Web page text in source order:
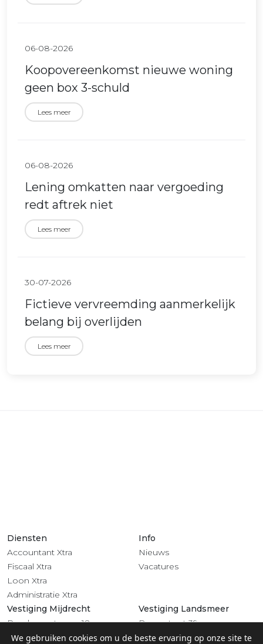
06-08-2026
Koopovereenkomst nieuwe woning
geen box 3-schuld
Lees meer
06-08-2026
Lening omkatten naar vergoeding
redt aftrek niet
Lees meer
30-07-2026
Fictieve vervreemding aanmerkelijk
belang bij overlijden
Lees meer
Diensten
Accountant Xtra
Fiscaal Xtra
Loon Xtra
Administratie Xtra
Info
Nieuws
Vacatures
Vestiging Mijdrecht
Rendementsweg 18
3641 SL Mijdrecht
Vestiging Landsmeer
Dorpsstraat 39
1121 BV Landsmeer
We gebruiken cookies om u de beste ervaring op onze site te